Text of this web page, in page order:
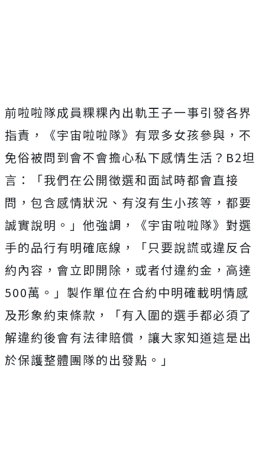
前啦啦隊成員粿粿內出軌王子一事引發各界
指責，《宇宙啦啦隊》有眾多女孩參與，不
免俗被問到會不會擔心私下感情生活？ B2坦
言：「我們在公開徵選和面試時都會直接
問，包含感情狀況、有沒有生小孩等，都要
誠實說明。」他強調，《宇宙啦啦隊》對選
手的品行有明確底線，「只要說謊或違反合
約內容，會立即開除，或者付違約金，高達
500萬。」製作單位在合約中明確載明情感
及形象約束條款，「有入圍的選手都必須了
解違約後會有法律賠償，讓大家知道這是出
於保護整體團隊的出發點。」